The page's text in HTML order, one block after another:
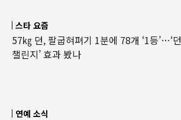
스타 요즘
57㎏ 던, 팔굽혀펴기 1분에 78개 ‘1등’…‘던
챌린지’ 효과 봤나
연예 소식